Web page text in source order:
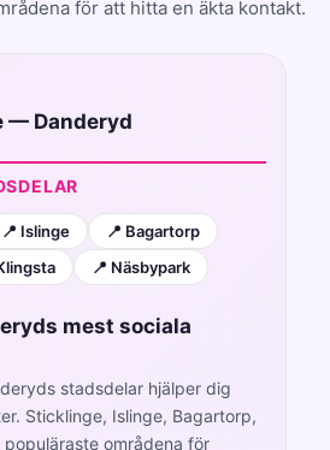
för att hitta en äkta kontakt.
Danderyd
📍 Islinge
📍 Bagartorp
📍 Näsbypark
mest sociala
stadsdelar hjälper dig
Sticklinge, Islinge, Bagartorp,
områdena för